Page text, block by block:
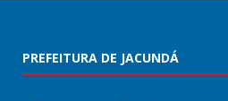
PREFEITURA DE JACUNDÁ